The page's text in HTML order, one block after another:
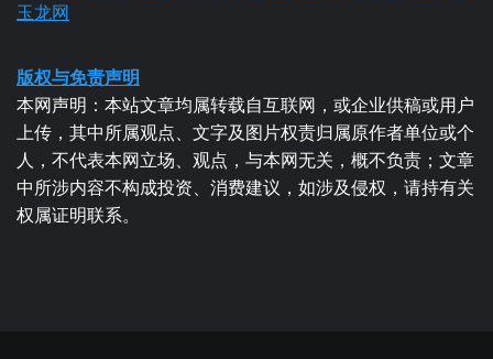
玉龙网
版权与免责声明
本网声明：本站文章均属转载自互联网，或企业供稿或用户
上传，其中所属观点、文字及图片权责归属原作者单位或个
人，不代表本网立场、观点，与本网无关，概不负责；文章
中所涉内容不构成投资、消费建议，如涉及侵权，请持有关
权属证明联系。